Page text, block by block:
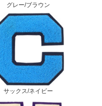
グレー/ブラウン
サックス/ネイビー